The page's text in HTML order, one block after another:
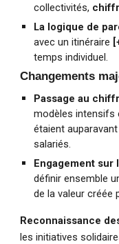
collectivités,
La logique de
avec un itinéraire
temps individuel.
Changements
Passage au
modèles intensifs
étaient
salariés.
Engagement sur
définir ensemble
de la valeur créée
Reconnaissance
les initiatives